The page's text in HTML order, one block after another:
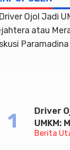
Berita
Driver
UMKM: